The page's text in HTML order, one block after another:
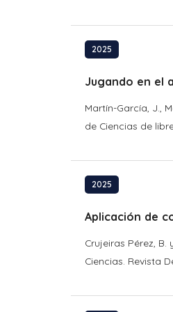
2025
Jugando en el
Martín-García, J.,
de Ciencias de
2025
Aplicación de
Crujeiras Pérez,
Ciencias. Revista